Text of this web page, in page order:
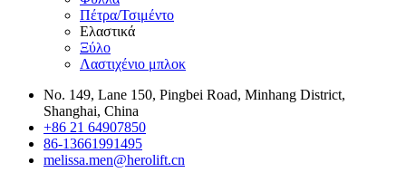
Πέτρα/Τσιμέντο
Ελαστικά
Ξύλο
Λαστιχένιο μπλοκ
No. 149, Lane 150, Pingbei Road, Minhang District,
Shanghai, China
+86 21 64907850
86-13661991495
melissa.men@herolift.cn